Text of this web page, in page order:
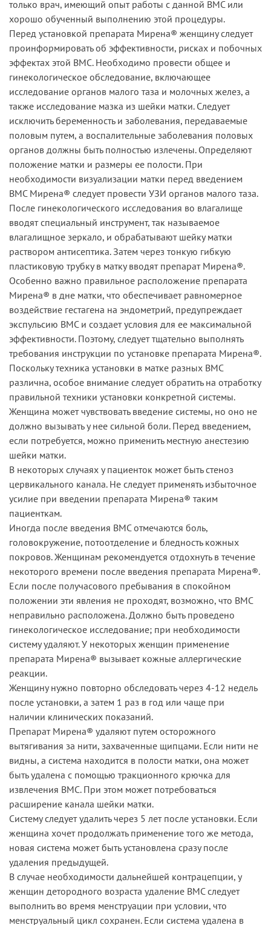
только врач, имеющий опыт работы с данной ВМС или
хорошо обученный выполнению этой процедуры.
Перед установкой препарата Мирена® женщину следует
проинформировать об эффективности, рисках и побочных
эффектах этой ВМС. Необходимо провести общее и
гинекологическое обследование, включающее
исследование органов малого таза и молочных желез, а
также исследование мазка из шейки матки. Следует
исключить беременность и заболевания, передаваемые
половым путем, а воспалительные заболевания половых
органов должны быть полностью излечены. Определяют
положение матки и размеры ее полости. При
необходимости визуализации матки перед введением
ВМС Мирена® следует провести УЗИ органов малого таза.
После гинекологического исследования во влагалище
вводят специальный инструмент, так называемое
влагалищное зеркало, и обрабатывают шейку матки
раствором антисептика. Затем через тонкую гибкую
пластиковую трубку в матку вводят препарат Мирена®.
Особенно важно правильное расположение препарата
Мирена® в дне матки, что обеспечивает равномерное
воздействие гестагена на эндометрий, предупреждает
экспульсию ВМС и создает условия для ее максимальной
эффективности. Поэтому, следует тщательно выполнять
требования инструкции по установке препарата Мирена®.
Поскольку техника установки в матке разных ВМС
различна, особое внимание следует обратить на отработку
правильной техники установки конкретной системы.
Женщина может чувствовать введение системы, но оно не
должно вызывать у нее сильной боли. Перед введением,
если потребуется, можно применить местную анестезию
шейки матки.
В некоторых случаях у пациенток может быть стеноз
цервикального канала. Не следует применять избыточное
усилие при введении препарата Мирена® таким
пациенткам.
Иногда после введения ВМС отмечаются боль,
головокружение, потоотделение и бледность кожных
покровов. Женщинам рекомендуется отдохнуть в течение
некоторого времени после введения препарата Мирена®.
Если после получасового пребывания в спокойном
положении эти явления не проходят, возможно, что ВМС
неправильно расположена. Должно быть проведено
гинекологическое исследование; при необходимости
систему удаляют. У некоторых женщин применение
препарата Мирена® вызывает кожные аллергические
реакции.
Женщину нужно повторно обследовать через 4-12 недель
после установки, а затем 1 раз в год или чаще при
наличии клинических показаний.
Препарат Мирена® удаляют путем осторожного
вытягивания за нити, захваченные щипцами. Если нити не
видны, а система находится в полости матки, она может
быть удалена с помощью тракционного крючка для
извлечения ВМС. При этом может потребоваться
расширение канала шейки матки.
Систему следует удалить через 5 лет после установки. Если
женщина хочет продолжать применение того же метода,
новая система может быть установлена сразу после
удаления предыдущей.
В случае необходимости дальнейшей контрацепции, у
женщин детородного возраста удаление ВМС следует
выполнить во время менструации при условии, что
менструальный цикл сохранен. Если система удалена в